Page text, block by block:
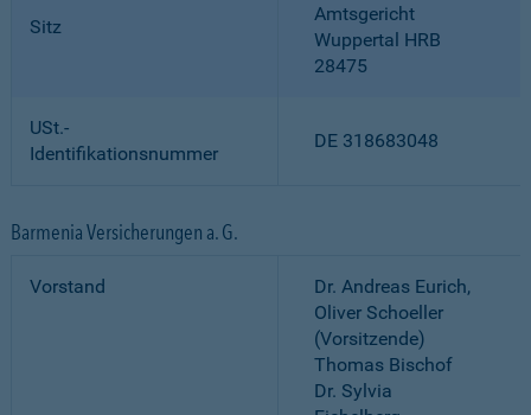
Sitz
Amtsgericht
Wuppertal HRB
28475
USt.-
Identifikationsnummer
DE 318683048
Barmenia Versicherungen a. G.
Vorstand
Dr. Andreas Eurich,
Oliver Schoeller
(Vorsitzende)
Thomas Bischof
Dr. Sylvia